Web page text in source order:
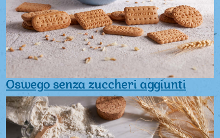
Oswego senza zuccheri aggiunti